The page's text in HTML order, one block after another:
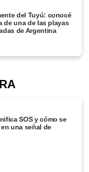
del Tuyú: conocé
de una de las playas
de Argentina
SOS y cómo se
una señal de